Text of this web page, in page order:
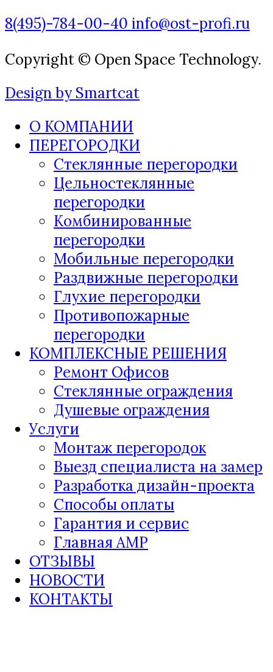
8(495)-784-00-40 info@ost-profi.ru
Copyright © Open Space Technology.
Design by Smartcat
О КОМПАНИИ
ПЕРЕГОРОДКИ
Стеклянные перегородки
Цельностеклянные
перегородки
Комбинированные
перегородки
Мобильные перегородки
Раздвижные перегородки
Глухие перегородки
Противопожарные
перегородки
КОМПЛЕКСНЫЕ РЕШЕНИЯ
Ремонт Офисов
Стеклянные ограждения
Душевые ограждения
Услуги
Монтаж перегородок
Выезд специалиста на замер
Разработка дизайн-проекта
Способы оплаты
Гарантия и сервис
Главная AMP
ОТЗЫВЫ
НОВОСТИ
КОНТАКТЫ